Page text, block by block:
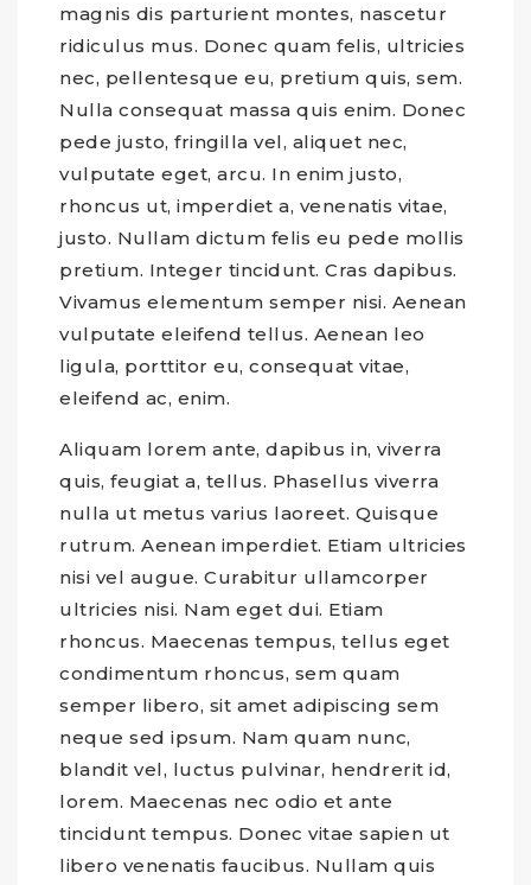
magnis dis parturient montes, nascetur
ridiculus mus. Donec quam felis, ultricies
nec, pellentesque eu, pretium quis, sem.
Nulla consequat massa quis enim. Donec
pede justo, fringilla vel, aliquet nec,
vulputate eget, arcu. In enim justo,
rhoncus ut, imperdiet a, venenatis vitae,
justo. Nullam dictum felis eu pede mollis
pretium. Integer tincidunt. Cras dapibus.
Vivamus elementum semper nisi. Aenean
vulputate eleifend tellus. Aenean leo
ligula, porttitor eu, consequat vitae,
eleifend ac, enim.
Aliquam lorem ante, dapibus in, viverra
quis, feugiat a, tellus. Phasellus viverra
nulla ut metus varius laoreet. Quisque
rutrum. Aenean imperdiet. Etiam ultricies
nisi vel augue. Curabitur ullamcorper
ultricies nisi. Nam eget dui. Etiam
rhoncus. Maecenas tempus, tellus eget
condimentum rhoncus, sem quam
semper libero, sit amet adipiscing sem
neque sed ipsum. Nam quam nunc,
blandit vel, luctus pulvinar, hendrerit id,
lorem. Maecenas nec odio et ante
tincidunt tempus. Donec vitae sapien ut
libero venenatis faucibus. Nullam quis